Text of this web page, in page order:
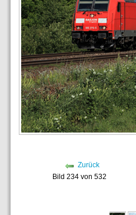
Zurück
Bild 234 von 532